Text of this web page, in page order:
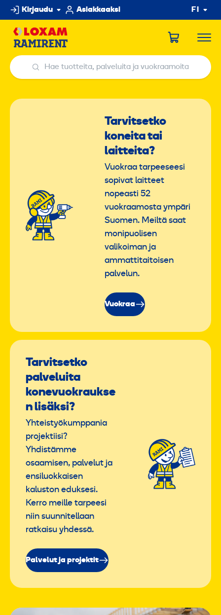
Hyppää
sisältöön
Kirjaudu Asiakkaaksi FI
Hae tuotteita, palveluita ja vuokraamoita
Hae tuotteita, palveluita ja vuokraamoita
Tarvitsetko
koneita tai
laitteita?
Vuokraa tarpeeseesi
sopivat laitteet
nopeasti 52
vuokraamosta ympäri
Suomen. Meiltä saat
monipuolisen
valikoiman ja
ammattitaitoisen
palvelun.
Vuokraa
Tarvitsetko
palveluita
konevuokraukse
n lisäksi?
Yhteistyökumppania
projektiisi?
Yhdistämme
osaamisen, palvelut ja
ensiluokkaisen
kaluston eduksesi.
Kerro meille tarpeesi
niin suunnitellaan
ratkaisu yhdessä.
Palvelut ja projektit